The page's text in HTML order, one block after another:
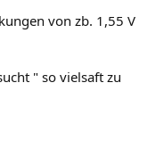
von zb. 1,55 V
" so vielsaft zu